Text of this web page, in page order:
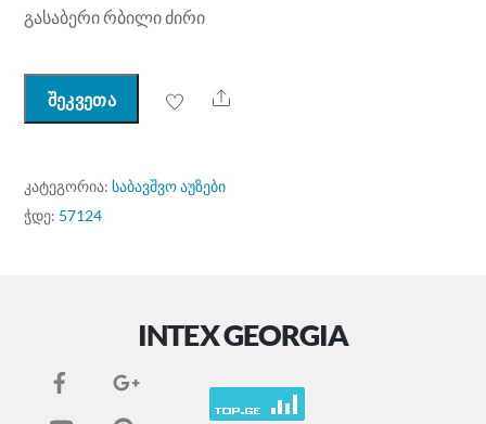
გასაბერი რბილი ძირი
შეკვეთა Share
ᲙᲐᲢᲔᲒᲝᲠᲘᲐ:საბავშვო აუზები
ᲭᲓᲔ: 57124
INTEX GEORGIA